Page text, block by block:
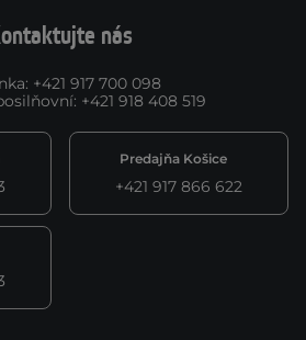
nás
: +421 917 700 098
: +421 918 408 519
Predajňa Košice
+421 917 866 622